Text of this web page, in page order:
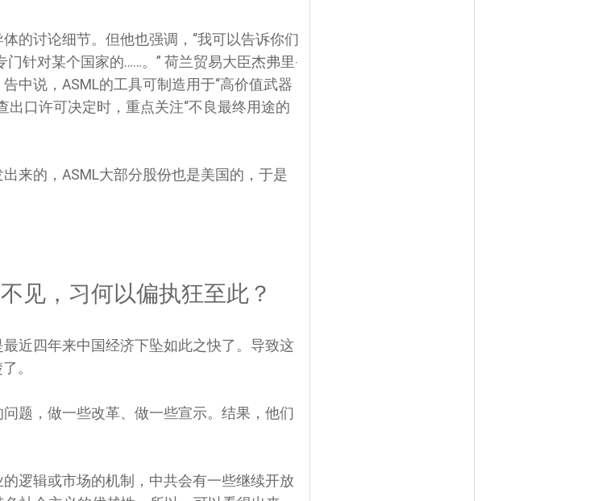
的讨论细节。但他也强调，“我可以告诉你们
针对某个国家的……。” 荷兰贸易大臣杰弗里‧
中说，ASML的工具可制造用于“高价值武器
口许可决定时，重点关注“不良最终用途的
来的，ASML大部分股份也是美国的，于是
见，习何以偏执狂至此？
近四年来中国经济下坠如此之快了。导致这
。
题，做一些改革、做一些宣示。结果，他们
逻辑或市场的机制，中共会有一些继续开放